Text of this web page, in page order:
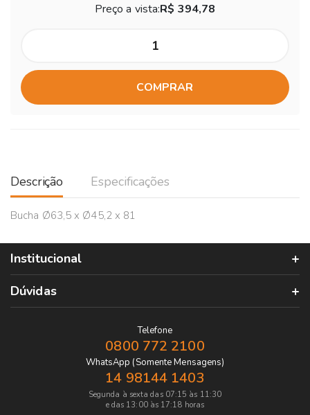
Preço a vista:R$ 394,78
COMPRAR
Descrição Especificações
Bucha Ø63,5 x Ø45,2 x 81
Institucional
Dúvidas
Telefone
0800 772 2100
WhatsApp (Somente Mensagens)
14 98144 1403
Segunda à sexta das 07:15 às 11:30
e das 13:00 às 17:18 horas